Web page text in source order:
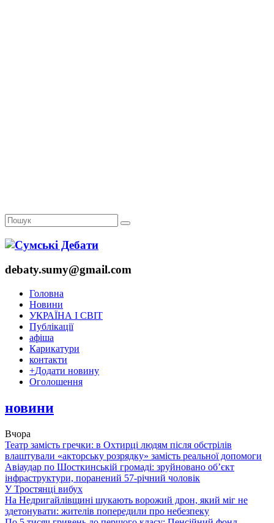
debaty.sumy@gmail.com
Головна
Новини
УКРАЇНА І СВІТ
Публікації
афіша
Карикатури
контакти
+Додати новину
Оголошення
новини
Вчора
Театр замість гречки: в Охтирці людям після обстрілів
влаштували «акторську розрядку» замість реальної допомоги
Авіаудар по Шосткинській громаді: зруйновано об’єкт
інфраструктури, поранений 57-річний чоловік
У Тростянці вибух
На Недригайлівщині шукають ворожий дрон, який міг не
здетонувати: жителів попередили про небезпеку